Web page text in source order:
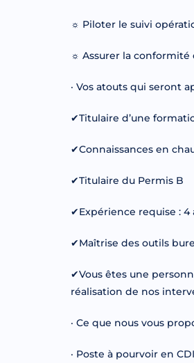
☼ Piloter le suivi
☼ Assurer la conformité
· Vos atouts qui seront
✔Titulaire d’une
✔Connaissances en
✔Titulaire du Permis B
✔Expérience requise : 4
✔Maîtrise des outils
✔Vous êtes une
réalisation de nos
· Ce que nous vous
· Poste à pourvoir en CDI